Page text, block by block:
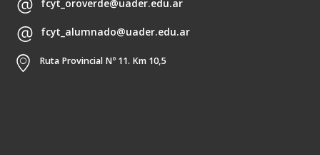
fcyt_oroverde@uader.edu.ar
fcyt_alumnado@uader.edu.ar
Ruta Provincial Nº 11. Km 10,5